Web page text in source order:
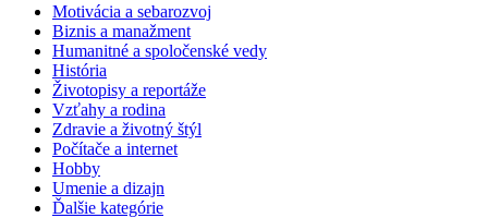
Motivácia a sebarozvoj
Biznis a manažment
Humanitné a spoločenské vedy
História
Životopisy a reportáže
Vzťahy a rodina
Zdravie a životný štýl
Počítače a internet
Hobby
Umenie a dizajn
Ďalšie kategórie